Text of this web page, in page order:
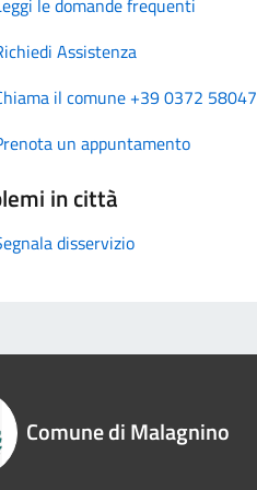
Assistenza
il comune +39 0372 58047
un appuntamento
in città
disservizio
Comune di Malagnino